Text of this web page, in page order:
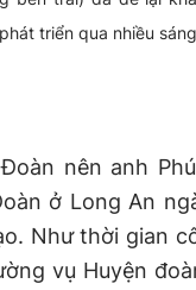
triển qua nhiều
nên anh
ở Long An
Như thời gian
vụ Huyện